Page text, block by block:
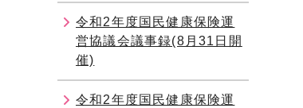
令和2年度国民健康保険運
営協議会議事録(8月31日開
催)
令和2年度国民健康保険運